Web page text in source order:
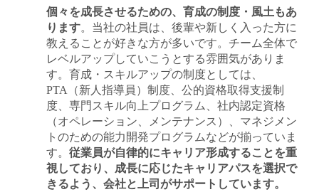
個々を成長させるための、育成の制度・風土もあ
ります。当社の社員は、後輩や新しく入った方に
教えることが好きな方が多いです。チーム全体で
レベルアップしていこうとする雰囲気がありま
す。育成・スキルアップの制度としては、
PTA（新人指導員）制度、公的資格取得支援制
度、専門スキル向上プログラム、社内認定資格
（オペレーション、メンテナンス）、マネジメン
トのための能力開発プログラムなどが揃っていま
す。 従業員が自律的にキャリア形成することを重
視しており、成長に応じたキャリアパスを選択で
きるよう、会社と上司がサポートしています。